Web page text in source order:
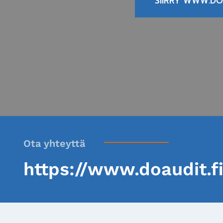
Ota yhteyttä
https://